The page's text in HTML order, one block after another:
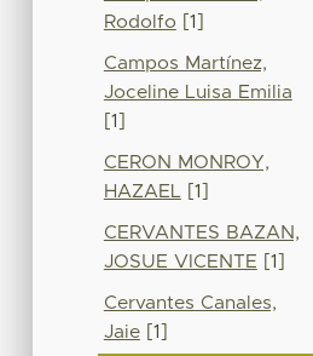
Rodolfo [1]
Campos Martínez,
Joceline Luisa Emilia
[1]
CERON MONROY,
HAZAEL [1]
CERVANTES BAZAN,
JOSUE VICENTE [1]
Cervantes Canales,
Jaie[1]